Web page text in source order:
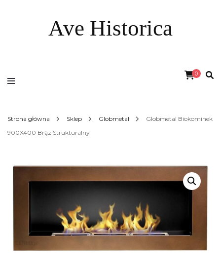
Ave Historica
0
Strona główna Sklep Globmetal
Globmetal Biokominek
900X400 Brąz Strukturalny